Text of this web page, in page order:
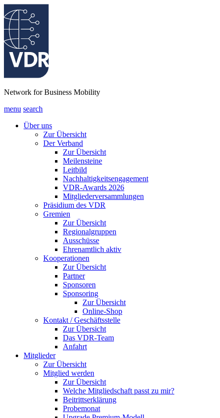
Network for Business Mobility
menu search
Über uns
Zur Übersicht
Der Verband
Zur Übersicht
Meilensteine
Leitbild
Nachhaltigkeitsengagement
VDR-Awards 2026
Mitgliederversammlungen
Präsidium des VDR
Gremien
Zur Übersicht
Regionalgruppen
Ausschüsse
Ehrenamtlich aktiv
Kooperationen
Zur Übersicht
Partner
Sponsoren
Sponsoring
Zur Übersicht
Online-Shop
Kontakt / Geschäftsstelle
Zur Übersicht
Das VDR-Team
Anfahrt
Mitglieder
Zur Übersicht
Mitglied werden
Zur Übersicht
Welche Mitgliedschaft passt zu mir?
Beitrittserklärung
Probemonat